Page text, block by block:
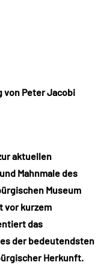
von Peter Jacobi
aktuellen
Mahnmale des
Museum
vor kurzem
das
der bedeutendsten
Herkunft.